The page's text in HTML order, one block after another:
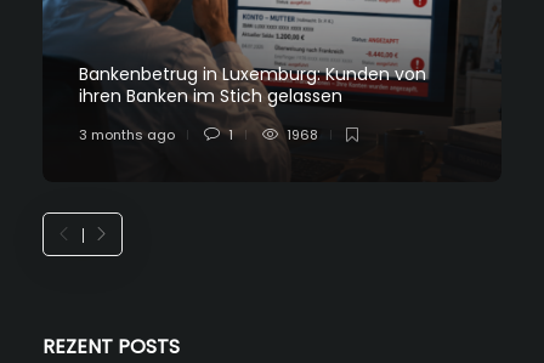
Bankenbetrug in Luxemburg: Kunden von
ihren Banken im Stich gelassen
3 months ago 1 1968
REZENT POSTS